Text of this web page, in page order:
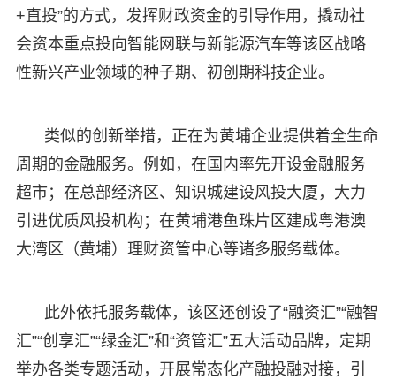
+直投”的方式，发挥财政资金的引导作用，撬动社
会资本重点投向智能网联与新能源汽车等该区战略
性新兴产业领域的种子期、初创期科技企业。
类似的创新举措，正在为黄埔企业提供着全生命
周期的金融服务。例如，在国内率先开设金融服务
超市；在总部经济区、知识城建设风投大厦，大力
引进优质风投机构；在黄埔港鱼珠片区建成粤港澳
大湾区（黄埔）理财资管中心等诸多服务载体。
此外依托服务载体，该区还创设了“融资汇”“融智
汇”“创享汇”“绿金汇”和“资管汇”五大活动品牌，定期
举办各类专题活动，开展常态化产融投融对接，引